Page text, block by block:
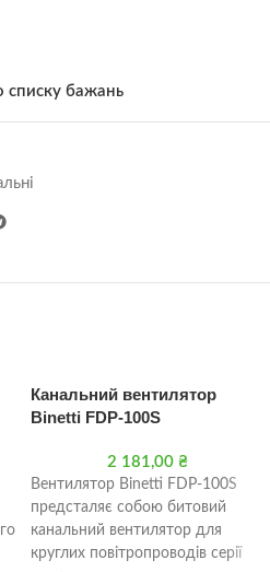
списку бажань
Канальний вентилятор
Binetti FDP-100S
2 181,00 ₴
Вентилятор Binetti FDP-100S
предсталяє собою битовий
канальний вентилятор для
круглих повітропроводів серії